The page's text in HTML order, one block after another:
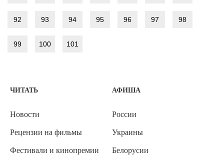
92 93 94 95 96 97 98
99 100 101
ЧИТАТЬ
Новости
Рецензии на фильмы
Фестивали и кинопремии
АФИША
России
Украины
Белорусии